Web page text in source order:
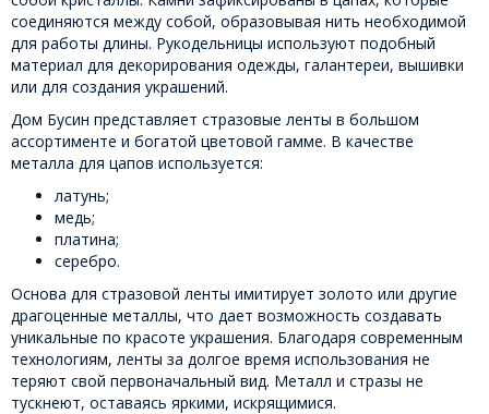
соединяются между собой, образовывая нить необходимой
для работы длины. Рукодельницы используют подобный
материал для декорирования одежды, галантереи, вышивки
или для создания украшений.
Дом Бусин представляет стразовые ленты в большом
ассортименте и богатой цветовой гамме. В качестве
металла для цапов используется:
латунь;
медь;
платина;
серебро.
Основа для стразовой ленты имитирует золото или другие
драгоценные металлы, что дает возможность создавать
уникальные по красоте украшения. Благодаря современным
технологиям, ленты за долгое время использования не
теряют свой первоначальный вид. Металл и стразы не
тускнеют, оставаясь яркими, искрящимися.